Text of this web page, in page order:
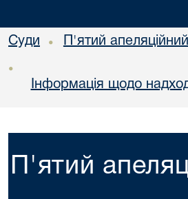
Суди • П'ятий
•
Інформація щодо
П'ятий